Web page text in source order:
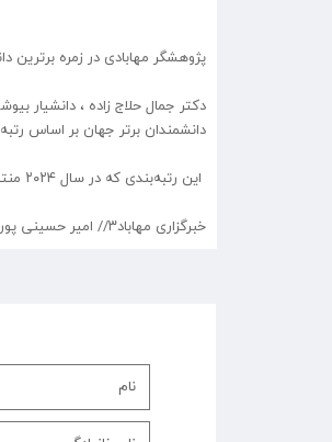
پژوهشگر مهابادی در زمره برترین
دکتر جمال حلاج زاده ، دانشیار
دانشمندان برتر جهان بر اساس
این رتبه‌بندی که در سال ۲۰۲۴ منتشر شده، به انتخاب و شناسایی برترین محققان از سراسر جهان می‌پردازد.
خبرگزاری مهاباد۳// امیر حسینی پور